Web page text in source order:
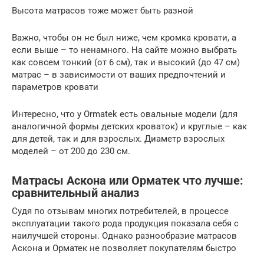
Высота матрасов тоже может быть разной
Важно, чтобы он не был ниже, чем кромка кровати, а
если выше – то ненамного. На сайте можно выбрать
как совсем тонкий (от 6 см), так и высокий (до 47 см)
матрас – в зависимости от ваших предпочтений и
параметров кровати
Интересно, что у Ormatek есть овальные модели (для
аналогичной формы детских кроваток) и круглые – как
для детей, так и для взрослых. Диаметр взрослых
моделей – от 200 до 230 см.
Матрасы Аскона или Орматек что лучше:
сравнительный анализ
Судя по отзывам многих потребителей, в процессе
эксплуатации такого рода продукция показала себя с
наилучшей стороны. Однако разнообразие матрасов
Аскона и Орматек не позволяет покупателям быстро